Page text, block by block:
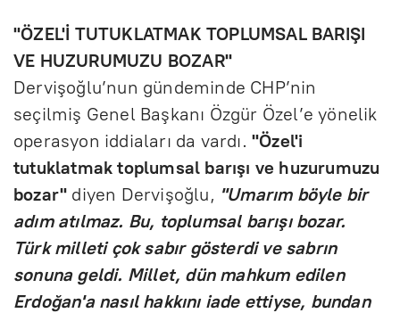
"ÖZEL'İ TUTUKLATMAK TOPLUMSAL BARIŞI
VE HUZURUMUZU BOZAR"
Dervişoğlu’nun gündeminde CHP’nin
seçilmiş Genel Başkanı Özgür Özel’e yönelik
operasyon iddiaları da vardı. "Özel'i
tutuklatmak toplumsal barışı ve huzurumuzu
bozar" diyen Dervişoğlu, "Umarım böyle bir
adım atılmaz. Bu, toplumsal barışı bozar.
Türk milleti çok sabır gösterdi ve sabrın
sonuna geldi. Millet, dün mahkum edilen
Erdoğan'a nasıl hakkını iade ettiyse, bundan